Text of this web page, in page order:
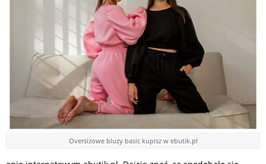
Oversizowe bluzy basic kupisz w ebutik.pl